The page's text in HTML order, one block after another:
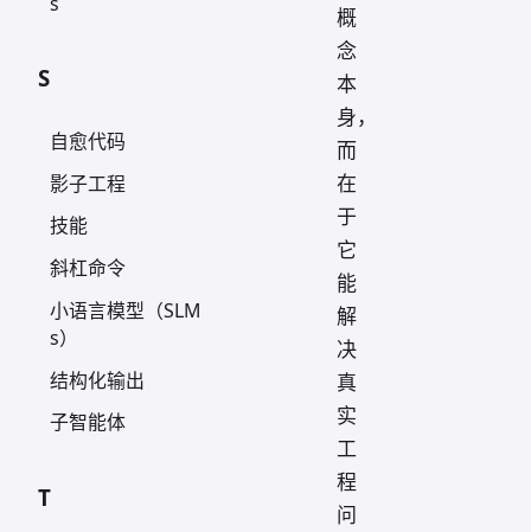
S
自愈代码
影子工程
技能
斜杠命令
小语言模型（SLM
s）
结构化输出
子智能体
T
概
念
本
身，
而
在
于
它
能
解
决
真
实
工
程
问